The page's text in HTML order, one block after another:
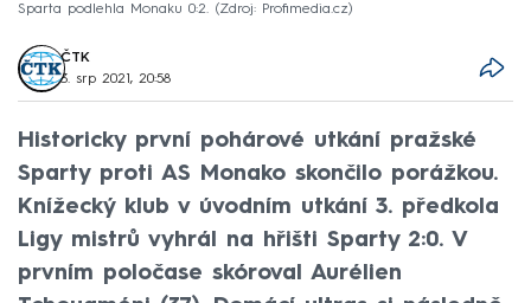
Sparta podlehla Monaku 0:2. Zdroj: Profimedia.cz
ČTK
3. srp 2021, 20:58
Historicky první pohárové utkání pražské
Sparty proti AS Monako skončilo porážkou.
Knížecký klub v úvodním utkání 3. předkola
Ligy mistrů vyhrál na hřišti Sparty 2:0. V
prvním poločase skóroval Aurélien